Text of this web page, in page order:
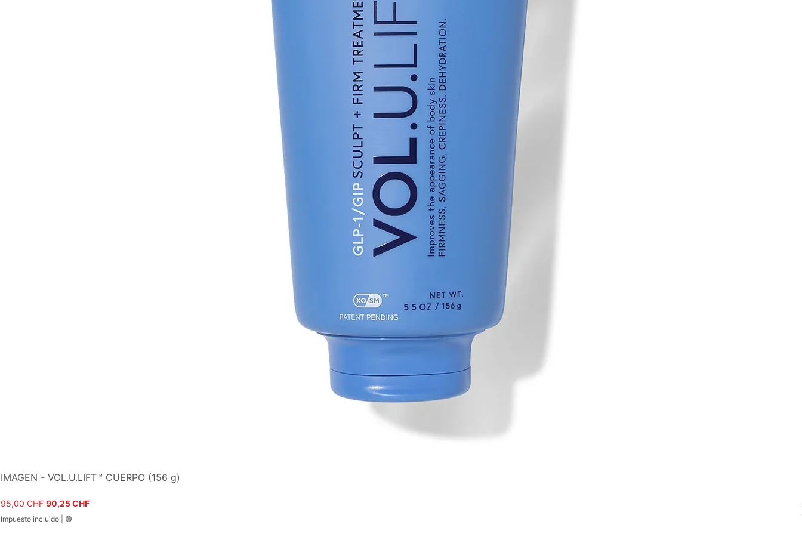
IMAGEN - VOL.U.LIFT™ CUERPO (156 g)
Precio
95,00 CHF Precio de oferta
90,25 CHF
Impuesto incluido 🟢